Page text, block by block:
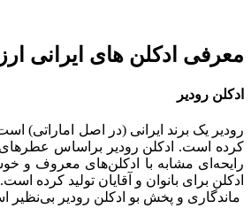
معرفی ادکلن های ایرانی
ادکلن رودیر
رودیر یک برند ایرانی (در اصل اماراتی)
کرده است. ادکلن رودیر براساس عطرهای
رایحه‌ای مشابه با ادکلن‌های معروف و
ادکلن برای بانوان و آقایان تولید کرده است.
ماندگاری و پخش بو ادکلن رودیر بی‌نظیر